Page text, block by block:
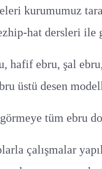
kurumumuz
hat dersleri ile
hafif ebru, şal
üstü desen
tüm ebru
çalışmalar